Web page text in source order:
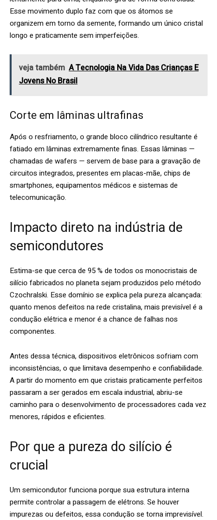
Esse movimento duplo faz com que os átomos se
organizem em torno da semente, formando um único cristal
longo e praticamente sem imperfeições.
veja também A Tecnologia Na Vida Das Crianças E
Jovens No Brasil
Corte em lâminas ultrafinas
Após o resfriamento, o grande bloco cilíndrico resultante é
fatiado em lâminas extremamente finas. Essas lâminas —
chamadas de wafers — servem de base para a gravação de
circuitos integrados, presentes em placas-mãe, chips de
smartphones, equipamentos médicos e sistemas de
telecomunicação.
Impacto direto na indústria de
semicondutores
Estima-se que cerca de 95 % de todos os monocristais de
silício fabricados no planeta sejam produzidos pelo método
Czochralski. Esse domínio se explica pela pureza alcançada:
quanto menos defeitos na rede cristalina, mais previsível é a
condução elétrica e menor é a chance de falhas nos
componentes.
Antes dessa técnica, dispositivos eletrônicos sofriam com
inconsistências, o que limitava desempenho e confiabilidade.
A partir do momento em que cristais praticamente perfeitos
passaram a ser gerados em escala industrial, abriu-se
caminho para o desenvolvimento de processadores cada vez
menores, rápidos e eficientes.
Por que a pureza do silício é
crucial
Um semicondutor funciona porque sua estrutura interna
permite controlar a passagem de elétrons. Se houver
impurezas ou defeitos, essa condução se torna imprevisível.